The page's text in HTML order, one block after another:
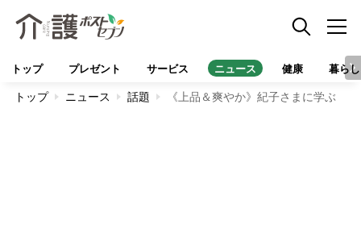
トップ プレゼント サービス ニュース 健康 暮らし
トップ ニュース 話題 《上品＆爽やか》紀子さまに学ぶ